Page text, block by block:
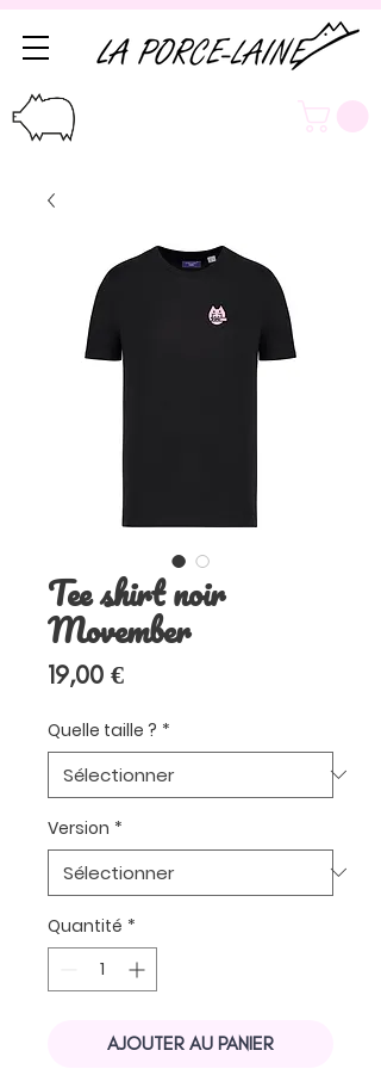
Tee shirt noir
Movember
19,00 €Prix
Quelle taille ? *
Version *
Quantité *
AJOUTER AU PANIER